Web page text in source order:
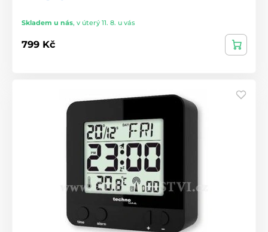
Skladem u nás, v úterý 11. 8. u vás
799 Kč